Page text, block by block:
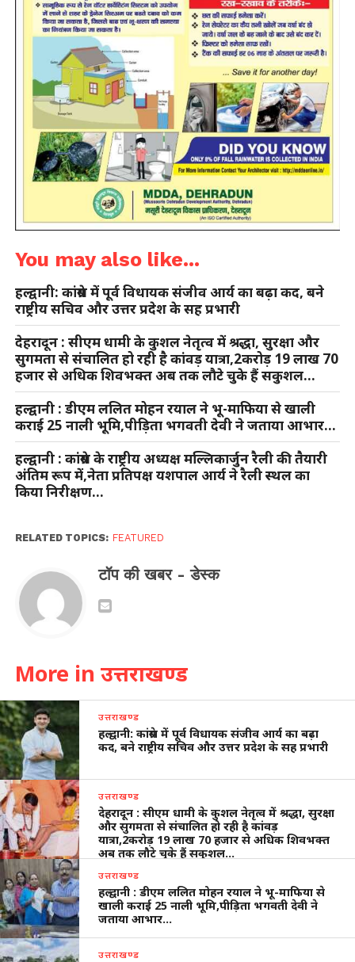
You may also like...
हल्द्वानी: कांग्रेस में पूर्व विधायक संजीव आर्य का बढ़ा कद, बने
राष्ट्रीय सचिव और उत्तर प्रदेश के सह प्रभारी
देहरादून : सीएम धामी के कुशल नेतृत्व में श्रद्धा, सुरक्षा और
सुगमता से संचालित हो रही है कांवड़ यात्रा,2करोड़ 19 लाख 70
हजार से अधिक शिवभक्त अब तक लौटे चुके हैं सकुशल…
हल्द्वानी : डीएम ललित मोहन रयाल ने भू-माफिया से खाली
कराई 25 नाली भूमि,पीड़िता भगवती देवी ने जताया आभार…
हल्द्वानी : कांग्रेस के राष्ट्रीय अध्यक्ष मल्लिकार्जुन रैली की तैयारी
अंतिम रूप में,नेता प्रतिपक्ष यशपाल आर्य ने रैली स्थल का
किया निरीक्षण…
RELATED TOPICS: FEATURED
टॉप की खबर - डेस्क
More in उत्तराखण्ड
उत्तराखण्ड
हल्द्वानी: कांग्रेस में पूर्व विधायक संजीव आर्य का बढ़ा
कद, बने राष्ट्रीय सचिव और उत्तर प्रदेश के सह प्रभारी
उत्तराखण्ड
देहरादून : सीएम धामी के कुशल नेतृत्व में श्रद्धा, सुरक्षा
और सुगमता से संचालित हो रही है कांवड़
यात्रा,2करोड़ 19 लाख 70 हजार से अधिक शिवभक्त
अब तक लौटे चुके हैं सकुशल…
उत्तराखण्ड
हल्द्वानी : डीएम ललित मोहन रयाल ने भू-माफिया से
खाली कराई 25 नाली भूमि,पीड़िता भगवती देवी ने
जताया आभार…
उत्तराखण्ड